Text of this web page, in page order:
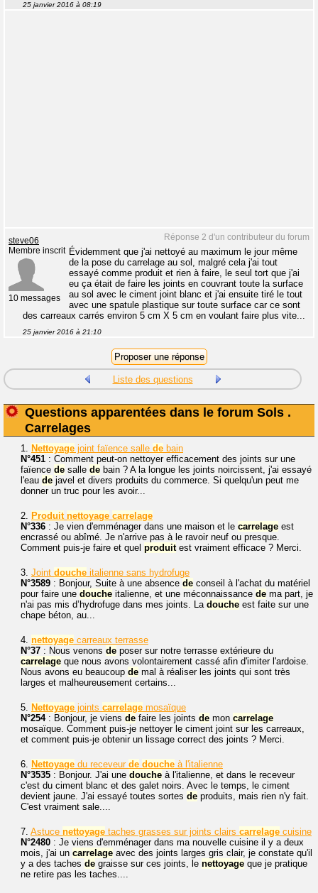
25 janvier 2016 à 08:19
Réponse 2 d'un contributeur du forum
steve06
Membre inscrit
10 messages
Évidemment que j'ai nettoyé au maximum le jour même
de la pose du carrelage au sol, malgré cela j'ai tout
essayé comme produit et rien à faire, le seul tort que j'ai
eu ça était de faire les joints en couvrant toute la surface
au sol avec le ciment joint blanc et j'ai ensuite tiré le tout
avec une spatule plastique sur toute surface car ce sont
des carreaux carrés environ 5 cm X 5 cm en voulant faire plus vite...
25 janvier 2016 à 21:10
Liste des questions
Questions apparentées dans le forum Sols .
Carrelages
1. Nettoyage joint faïence salle de bain
N°451 : Comment peut-on nettoyer efficacement des joints sur une
faïence de salle de bain ? A la longue les joints noircissent, j'ai essayé
l'eau de javel et divers produits du commerce. Si quelqu'un peut me
donner un truc pour les avoir...
2. Produit nettoyage carrelage
N°336 : Je vien d'emménager dans une maison et le carrelage est
encrassé ou abîmé. Je n'arrive pas à le ravoir neuf ou presque.
Comment puis-je faire et quel produitest vraiment efficace ? Merci.
3. Joint douche italienne sans hydrofuge
N°3589 : Bonjour, Suite à une absence de conseil à l'achat du matériel
pour faire une douche italienne, et une méconnaissance de ma part, je
n'ai pas mis d’hydrofuge dans mes joints. La douche est faite sur une
chape béton, au...
4. nettoyage carreaux terrasse
N°37 : Nous venons de poser sur notre terrasse extérieure du
carrelage que nous avons volontairement cassé afin d'imiter l'ardoise.
Nous avons eu beaucoup de mal à réaliser les joints qui sont très
larges et malheureusement certains...
5. Nettoyage joints carrelage mosaïque
N°254: Bonjour, je viens de faire les joints de mon carrelage
mosaïque. Comment puis-je nettoyer le ciment joint sur les carreaux,
et comment puis-je obtenir un lissage correct des joints ? Merci.
6. Nettoyage du receveur de douche à l'italienne
N°3535 : Bonjour. J'ai une douche à l'italienne, et dans le receveur
c'est du ciment blanc et des galet noirs. Avec le temps, le ciment
devient jaune. J'ai essayé toutes sortes de produits, mais rien n'y fait.
C'est vraiment sale....
7. Astuce nettoyage taches grasses sur joints clairs carrelage cuisine
N°2480 : Je viens d'emménager dans ma nouvelle cuisine il y a deux
mois, j'ai un carrelage avec des joints larges gris clair, je constate qu'il
y a des taches de graisse sur ces joints, le nettoyage que je pratique
ne retire pas les taches....